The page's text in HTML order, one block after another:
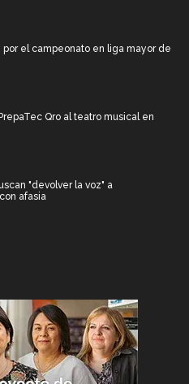
por el campeonato en liga mayor de
Qro al teatro musical en
"devolver la voz" a
afasia